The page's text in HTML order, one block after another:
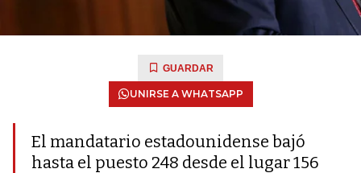
GUARDAR
UNIRSE A WHATSAPP
El mandatario estadounidense bajó
hasta el puesto 248 desde el lugar 156